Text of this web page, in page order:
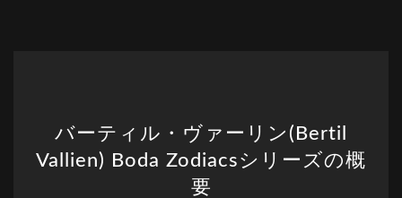
バーティル・ヴァーリン(Bertil
Vallien) Boda Zodiacsシリーズの概
要